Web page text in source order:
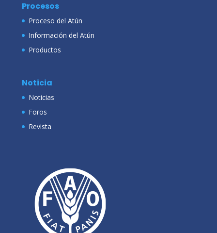
Procesos
Proceso del Atún
Información del Atún
Productos
Noticia
Noticias
Foros
Revista